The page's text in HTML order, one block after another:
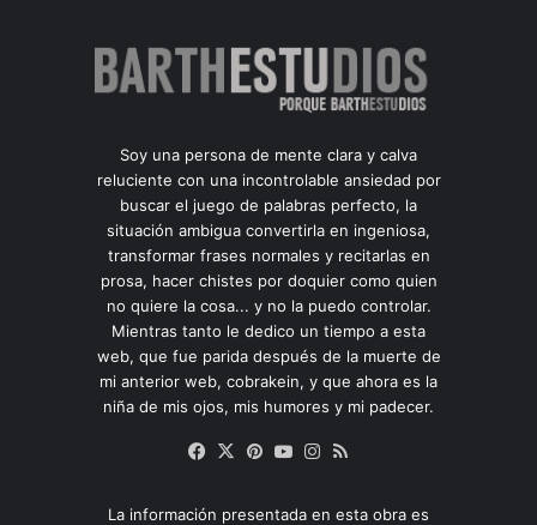
Soy una persona de mente clara y calva
reluciente con una incontrolable ansiedad por
buscar el juego de palabras perfecto, la
situación ambigua convertirla en ingeniosa,
transformar frases normales y recitarlas en
prosa, hacer chistes por doquier como quien
no quiere la cosa... y no la puedo controlar.
Mientras tanto le dedico un tiempo a esta
web, que fue parida después de la muerte de
mi anterior web, cobrakein, y que ahora es la
niña de mis ojos, mis humores y mi padecer.
Facebook
X Pinterest
YouTubeInstagram
La información presentada en esta obra es